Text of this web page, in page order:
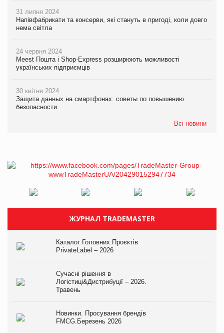
31 липня 2024
Напівфабрикати та консерви, які стануть в пригоді, коли довго
нема світла
24 червня 2024
Meest Пошта і Shop-Express розширюють можливості
українських підприємців
30 квітня 2024
Защита данных на смартфонах: советы по повышению
безопасности
Всі новини
ЖУРНАЛ TRADEMASTER
Каталог Головних Проєктів
PrivateLabel – 2026
Сучасні рішення в
Логістиці&Дистрибуції – 2026.
Травень
Новинки. Просування брендів
FMCG.Березень 2026